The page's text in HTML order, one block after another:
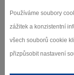
Používáme soubory
zážitek a konzistentní
všech souborů cookie
přizpůsobit nastavení